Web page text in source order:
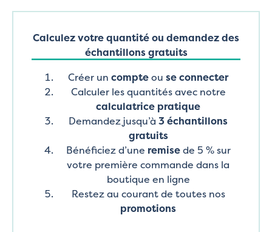
Calculez votre quantité ou demandez des
échantillons gratuits
Créer un compteou se connecter
Calculer les quantités avec notre
calculatrice pratique
Demandez jusqu’à 3 échantillons
gratuits
Bénéficiez d’une remisede 5 % sur
votre première commande dans la
boutique en ligne
Restez au courant de toutes nos
promotions